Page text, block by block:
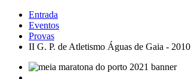
Entrada
Eventos
Provas
II G. P. de Atletismo Águas de Gaia - 2010